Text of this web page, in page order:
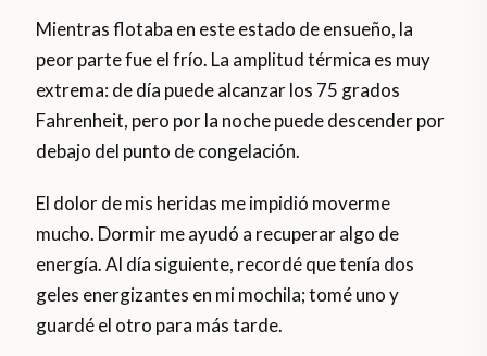
Mientras flotaba en este estado de ensueño, la
peor parte fue el frío. La amplitud térmica es muy
extrema: de día puede alcanzar los 75 grados
Fahrenheit, pero por la noche puede descender por
debajo del punto de congelación.
El dolor de mis heridas me impidió moverme
mucho. Dormir me ayudó a recuperar algo de
energía. Al día siguiente, recordé que tenía dos
geles energizantes en mi mochila; tomé uno y
guardé el otro para más tarde.